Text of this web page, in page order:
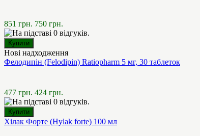
851 грн. 750 грн.
Нові надходження
Фелодипін (Felodipin) Ratiopharm 5 мг, 30 таблеток
477 грн. 424 грн.
Хілак Форте (Hylak forte) 100 мл